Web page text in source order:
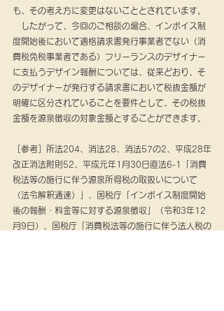
も、その考え方に変更はないこととされています。
したがって、今回のご相談の場合、インボイス制
度開始後において適格請求書発行事業者でない（消
費税免税事業者である）フリーランスのデザイナー
に支払うデザイン報酬については、従来どおり、そ
のデザイナーが発行する請求書において税抜金額が
明確に区分されていることを要件として、その税抜
金額を源泉徴収の対象金額とすることができます。
［参考］所法204、消法28、消法57の2、平成28年
改正消法附則52、平成元年1月30日直法6-1「消費
税法等の施行に伴う源泉所得税の取扱いについて
（法令解釈通達）」、国税庁「インボイス制度開始
後の報酬・料金等に対する源泉徴収」（令和3年12
月9日）、国税庁「消費税法等の施行に伴う法人税の